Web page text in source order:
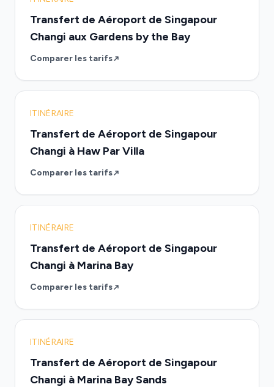
Transfert de Aéroport de Singapour
Changi aux Gardens by the Bay
Comparer les tarifs
ITINÉRAIRE
Transfert de Aéroport de Singapour
Changi à Haw Par Villa
Comparer les tarifs
ITINÉRAIRE
Transfert de Aéroport de Singapour
Changi à Marina Bay
Comparer les tarifs
ITINÉRAIRE
Transfert de Aéroport de Singapour
Changi à Marina Bay Sands